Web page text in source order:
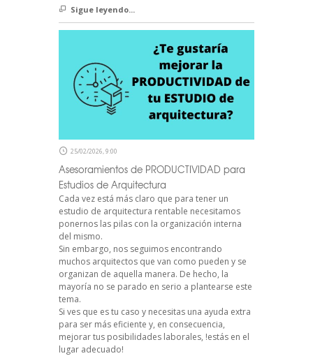
Sigue leyendo...
25/02/2026, 9:00
Asesoramientos de PRODUCTIVIDAD para
Estudios de Arquitectura
Cada vez está más claro que para tener un
estudio de arquitectura rentable necesitamos
ponernos las pilas con la organización interna
del mismo.
Sin embargo, nos seguimos encontrando
muchos arquitectos que van como pueden y se
organizan de aquella manera. De hecho, la
mayoría no se parado en serio a plantearse este
tema.
Si ves que es tu caso y necesitas una ayuda extra
para ser más eficiente y, en consecuencia,
mejorar tus posibilidades laborales, !estás en el
lugar adecuado!